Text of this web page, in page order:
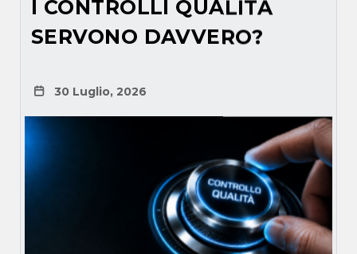
I CONTROLLI QUALITÀ
SERVONO DAVVERO?
30 Luglio, 2026